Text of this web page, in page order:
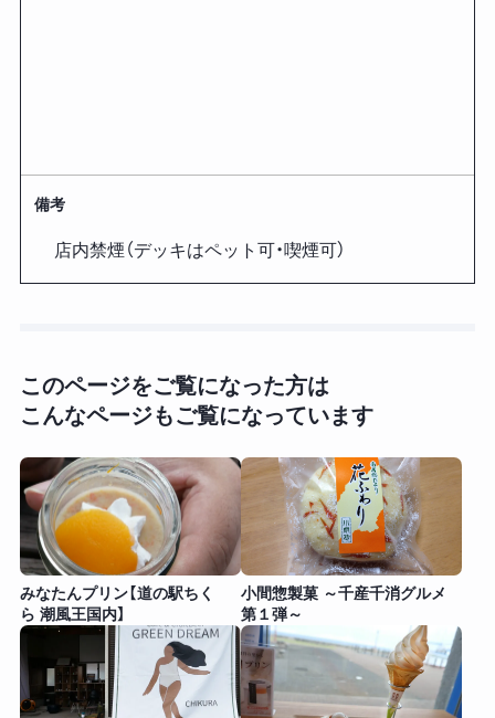
備考
店内禁煙（デッキはペット可・喫煙可）
このページをご覧になった方は
こんなページもご覧になっています
みなたんプリン【道の駅ちく
ら 潮風王国内】
小間惣製菓 ～千産千消グルメ
第１弾～